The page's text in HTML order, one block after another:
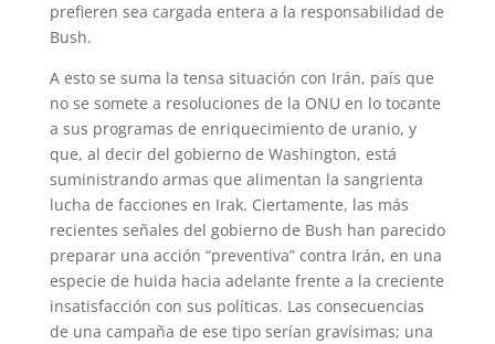
prefieren sea cargada entera a la responsabilidad de
Bush.
A esto se suma la tensa situación con Irán, país que
no se somete a resoluciones de la ONU en lo tocante
a sus programas de enriquecimiento de uranio, y
que, al decir del gobierno de Washington, está
suministrando armas que alimentan la sangrienta
lucha de facciones en Irak. Ciertamente, las más
recientes señales del gobierno de Bush han parecido
preparar una acción “preventiva” contra Irán, en una
especie de huida hacia adelante frente a la creciente
insatisfacción con sus políticas. Las consecuencias
de una campaña de ese tipo serían gravísimas; una